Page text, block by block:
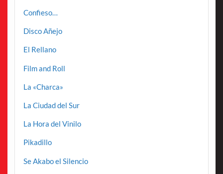
Confieso…
Disco Añejo
El Rellano
Film and Roll
La «Charca»
La Ciudad del Sur
La Hora del Vinilo
Pikadillo
Se Akabo el Silencio